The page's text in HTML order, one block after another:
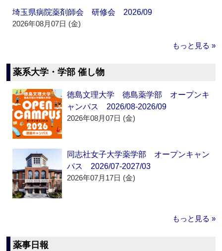
埼玉県病院薬剤師会 研修会 2026/09
2026年08月07日 (金)
もっと見る »
薬系大学・学部 催し物
徳島文理大学 徳島薬学部 オープンキ
ャンパス 2026/08-2026/09
2026年08月07日 (金)
同志社女子大学薬学部 オープンキャン
パス 2026/07-2027/03
2026年07月17日 (金)
もっと見る »
薬事日報